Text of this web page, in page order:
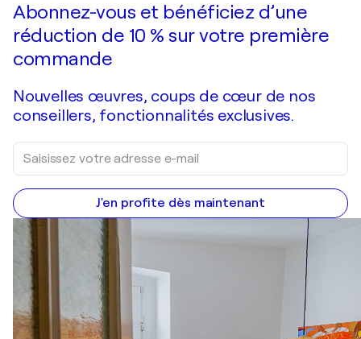
Abonnez-vous et bénéficiez d’une
réduction de 10 % sur votre première
commande
Nouvelles œuvres, coups de cœur de nos
conseillers, fonctionnalités exclusives.
J'en profite dès maintenant